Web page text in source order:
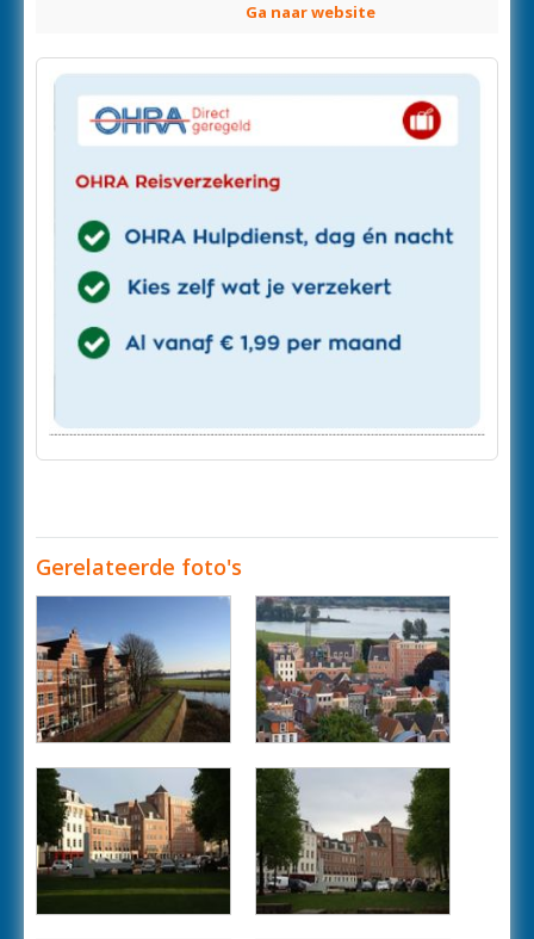
Ga naar website
Gerelateerde foto's